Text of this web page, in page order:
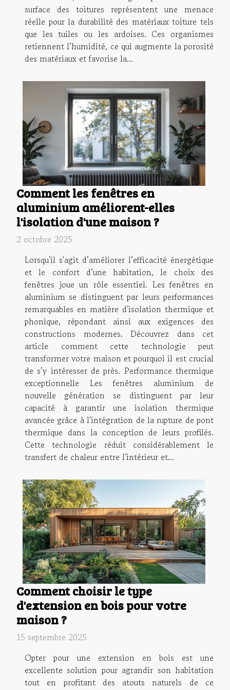
surface des toitures représentent une menace
réelle pour la durabilité des matériaux toiture tels
que les tuiles ou les ardoises. Ces organismes
retiennent l’humidité, ce qui augmente la porosité
des matériaux et favorise la...
Comment les fenêtres en
aluminium améliorent-elles
l'isolation d'une maison ?
2 octobre 2025
Lorsqu'il s'agit d’améliorer l’efficacité énergétique
et le confort d’une habitation, le choix des
fenêtres joue un rôle essentiel. Les fenêtres en
aluminium se distinguent par leurs performances
remarquables en matière d'isolation thermique et
phonique, répondant ainsi aux exigences des
constructions modernes. Découvrez dans cet
article comment cette technologie peut
transformer votre maison et pourquoi il est crucial
de s’y intéresser de près. Performance thermique
exceptionnelle Les fenêtres aluminium de
nouvelle génération se distinguent par leur
capacité à garantir une isolation thermique
avancée grâce à l'intégration de la rupture de pont
thermique dans la conception de leurs profilés.
Cette technologie réduit considérablement le
transfert de chaleur entre l'intérieur et...
Comment choisir le type
d'extension en bois pour votre
maison ?
15 septembre 2025
Opter pour une extension en bois est une
excellente solution pour agrandir son habitation
tout en profitant des atouts naturels de ce